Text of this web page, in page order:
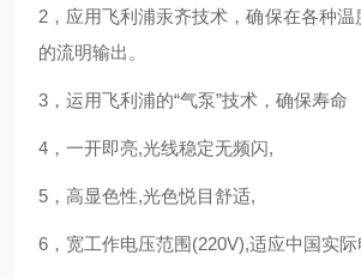
2，应用飞利浦汞齐技术，确保在各种温
的流明输出。
3，运用飞利浦的“气泵”技术，确保寿命
4，一开即亮,光线稳定无频闪,
5，高显色性,光色悦目舒适,
6，宽工作电压范围(220V),适应中国实